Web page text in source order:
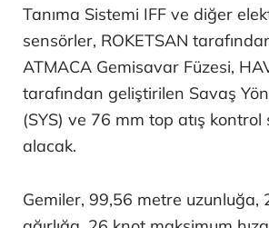
Tanıma Sistemi IFF ve diğer
sensörler, ROKETSAN
ATMACA Gemisavar Füzesi,
tarafından geliştirilen Savaş
(SYS) ve 76 mm top atış
alacak.
Gemiler, 99,56 metre uzunluğa,